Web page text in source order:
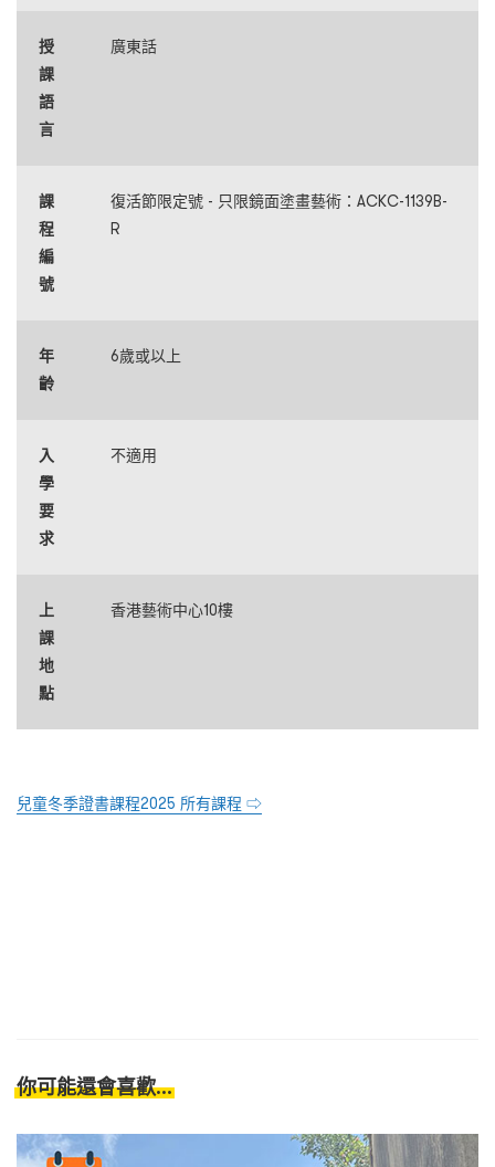
授
課
語
言
廣東話
課
程
編
號
復活節限定號 - 只限鏡面塗畫藝術：ACKC-1139B-
R
年
齡
6歲或以上
入
學
要
求
不適用
上
課
地
點
香港藝術中心10樓
兒童冬季證書課程2025 所有課程 ⇨
你可能還會喜歡...